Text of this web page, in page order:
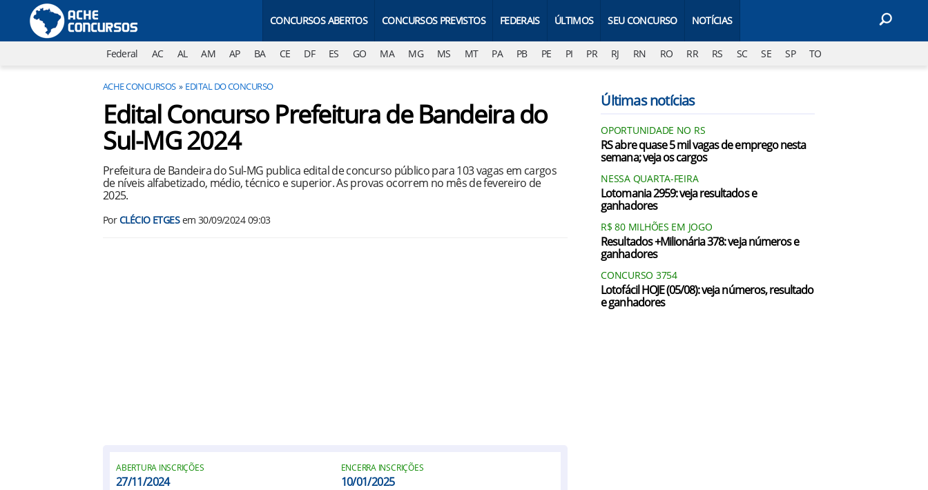
CONCURSOS ABERTOS CONCURSOS PREVISTOS FEDERAIS ÚLTIMOS SEU CONCURSO NOTÍCIAS
Federal AC AL AM AP BA CE DF ES GO MA MG MS MT PA PB PE PI PR RJ RN RO RR RS SC SE SP TO
ACHE CONCURSOS EDITAL DO CONCURSO
Edital Concurso Prefeitura de Bandeira do
Sul-MG 2024
Prefeitura de Bandeira do Sul-MG publica edital de concurso público para 103 vagas em cargos
de níveis alfabetizado, médio, técnico e superior. As provas ocorrem no mês de fevereiro de
2025.
PorCLÉCIO ETGESem 30/09/2024 09:03
ABERTURA INSCRIÇÕES
27/11/2024
ENCERRA INSCRIÇÕES
10/01/2025
Últimas notícias
OPORTUNIDADE NO RS
RS abre quase 5 mil vagas de emprego nesta
semana; veja os cargos
NESSA QUARTA-FEIRA
Lotomania 2959: veja resultados e
ganhadores
R$ 80 MILHÕES EM JOGO
Resultados +Milionária 378: veja números e
ganhadores
CONCURSO 3754
Lotofácil HOJE (05/08): veja números, resultado
e ganhadores